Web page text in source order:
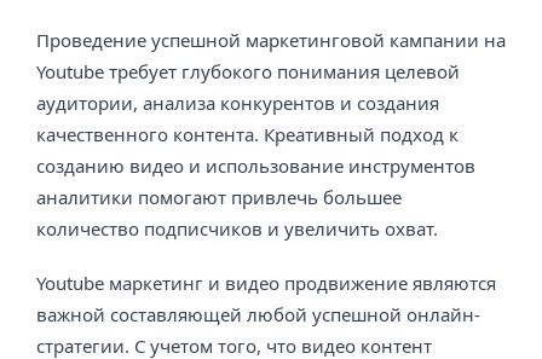
Проведение успешной маркетинговой кампании на
Youtube требует глубокого понимания целевой
аудитории, анализа конкурентов и создания
качественного контента. Креативный подход к
созданию видео и использование инструментов
аналитики помогают привлечь большее
количество подписчиков и увеличить охват.
Youtube маркетинг и видео продвижение являются
важной составляющей любой успешной онлайн-
стратегии. С учетом того, что видео контент